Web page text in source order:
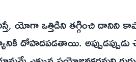
యోగా ఒత్తిడిని తగ్గించి దానిని
దోహదపడతాయి.